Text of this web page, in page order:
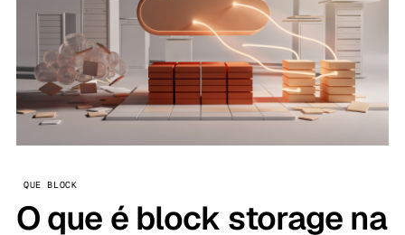
QUE BLOCK
O que é block storage na